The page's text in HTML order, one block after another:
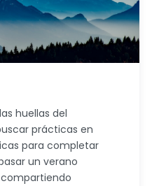
huellas del
prácticas en
para completar
un verano